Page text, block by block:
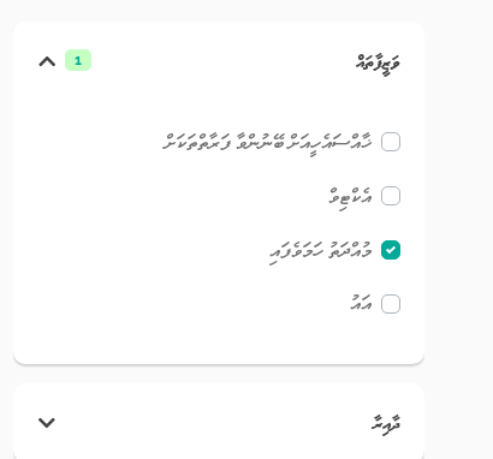
ވަޒީފާތައް 1
ޚާއްސައެހީއަށް ބޭނުންވާ ފަރާތްތަކަށް
އެކްޓިވް
މުއްދަތު ހަމަވެފައި
އައު
ދާއިރާ